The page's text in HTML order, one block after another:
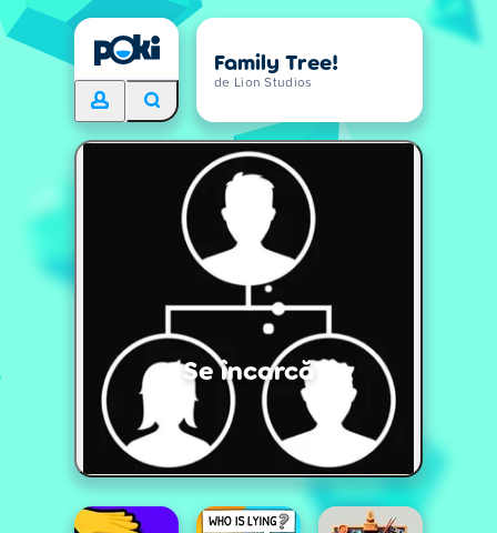
Family Tree!
de Lion Studios
Se încarcă